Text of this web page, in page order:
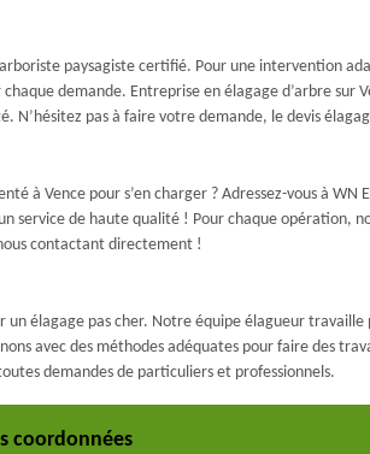
paysagiste certifié. Pour une intervention
demande. Entreprise en élagage d’arbre sur
N’hésitez pas à faire votre demande, le devis
à Vence pour s’en charger ? Adressez-vous à WN
service de haute qualité ! Pour chaque opération,
contactant directement !
un élagage pas cher. Notre équipe élagueur
avec des méthodes adéquates pour faire des
demandes de particuliers et professionnels.
coordonnées